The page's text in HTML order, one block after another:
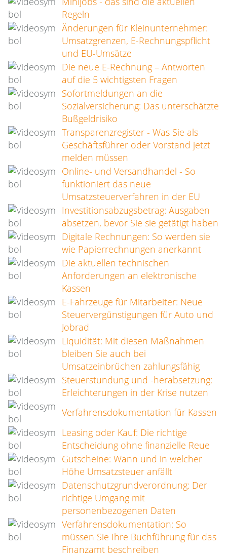
Regeln
Änderungen für Kleinunternehmer:
Umsatzgrenzen, E-Rechnungspflicht
und EU-Umsätze
Die neue E-Rechnung – Antworten
auf die 5 wichtigsten Fragen
Sofortmeldungen an die
Sozialversicherung: Das unterschätzte
Bußgeldrisiko
Transparenzregister - Was Sie als
Geschäftsführer oder Vorstand jetzt
melden müssen
Online- und Versandhandel - So
funktioniert das neue
Umsatzsteuerverfahren in der EU
Investitionsabzugsbetrag: Ausgaben
absetzen, bevor Sie sie getätigt haben
Digitale Rechnungen: So werden sie
wie Papierrechnungen anerkannt
Die aktuellen technischen
Anforderungen an elektronische
Kassen
E-Fahrzeuge für Mitarbeiter: Neue
Steuervergünstigungen für Auto und
Jobrad
Liquidität: Mit diesen Maßnahmen
bleiben Sie auch bei
Umsatzeinbrüchen zahlungsfähig
Steuerstundung und -herabsetzung:
Erleichterungen in der Krise nutzen
Verfahrensdokumentation für Kassen
Leasing oder Kauf: Die richtige
Entscheidung ohne finanzielle Reue
Gutscheine: Wann und in welcher
Höhe Umsatzsteuer anfällt
Datenschutzgrundverordnung: Der
richtige Umgang mit
personenbezogenen Daten
Verfahrensdokumentation: So
müssen Sie Ihre Buchführung für das
Finanzamt beschreiben